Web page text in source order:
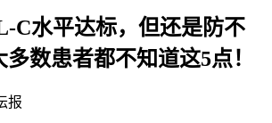
C水平达标，但还是防不
数患者都不知道这5点！
报